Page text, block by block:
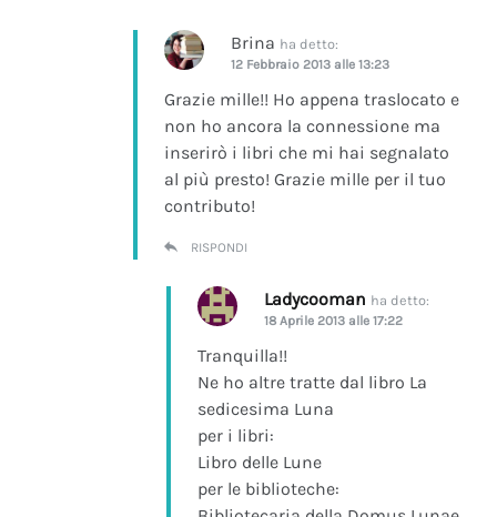
Brina ha detto:
12 Febbraio 2013 alle 13:23
Grazie mille!! Ho appena traslocato e
non ho ancora la connessione ma
inserirò i libri che mi hai segnalato
al più presto! Grazie mille per il tuo
contributo!
RISPONDI
Ladycooman ha detto:
18 Aprile 2013 alle 17:22
Tranquilla!!
Ne ho altre tratte dal libro La
sedicesima Luna
per i libri:
Libro delle Lune
per le biblioteche: